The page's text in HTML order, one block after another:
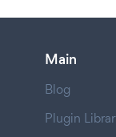
Main
Blog
Plugin